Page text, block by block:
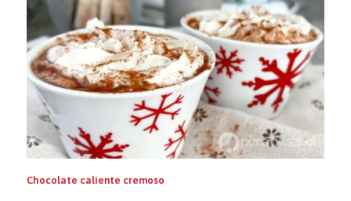
Chocolate caliente cremoso